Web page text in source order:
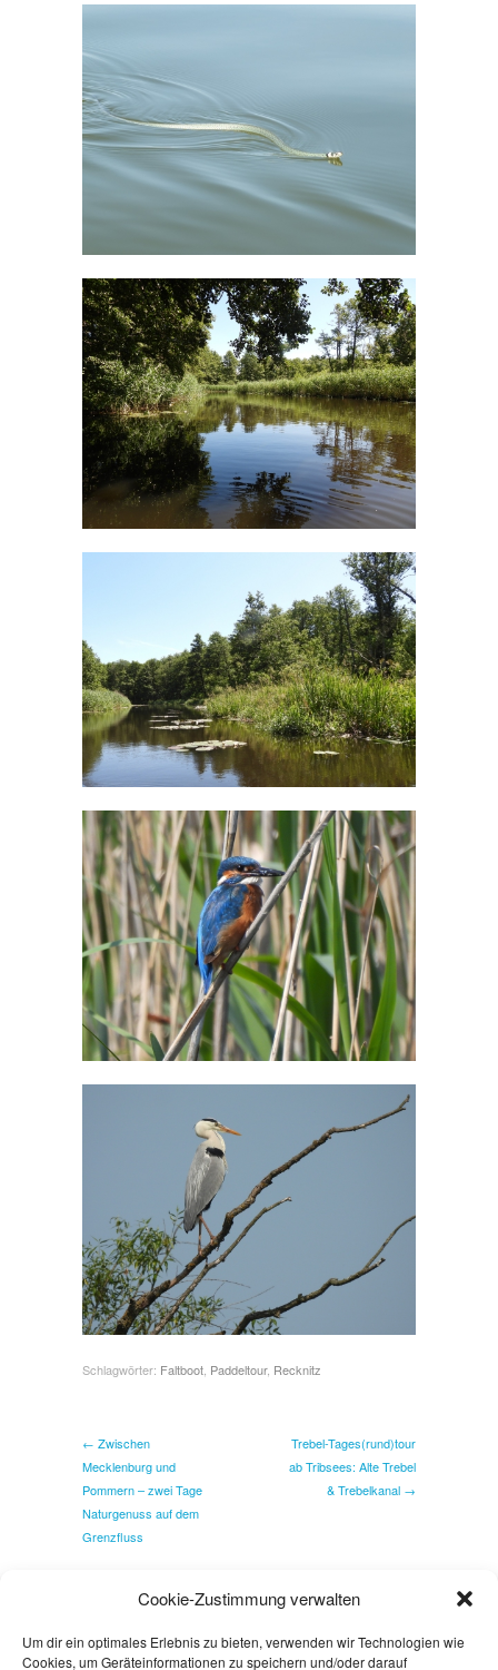
Cookie-Zustimmung verwalten
Um dir ein optimales Erlebnis zu bieten, verwenden wir Technologien wie
Cookies, um Geräteinformationen zu speichern und/oder darauf
Schlagwörter: Faltboot, Paddeltour, Recknitz
← Zwischen
Mecklenburg und
Pommern – zwei Tage
Naturgenuss auf dem
Grenzfluss
Trebel-Tages(rund)tour
ab Tribsees: Alte Trebel
& Trebelkanal →